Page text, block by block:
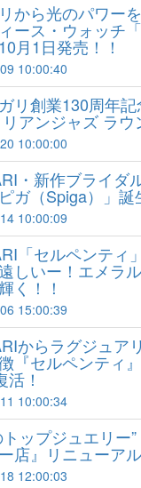
から光のパワー
ース・ウォッチ
月1日発売！！
10:00:40
ガリ創業130周年
リアンジャズ ラ
10:00:00
・新作ブライダ
ガ（Spiga）」誕
10:00:09
「セルペンティ
しいー！エメラ
く！！
15:00:39
からラグジュア
『セルペンティ
活！
10:00:34
トップジュエリー
店』リニューア
12:00:03